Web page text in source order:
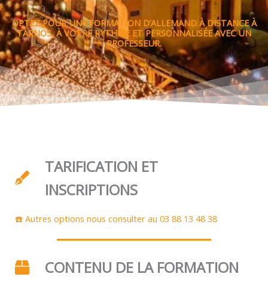
OPTEZ POUR UNE FORMATION D’ALLEMAND À DISTANCE À
TARNOS, À VOTRE RYTHME ET PERSONNALISÉE AVEC UN
PROFESSEUR.
TARIFICATION ET
INSCRIPTIONS
☎️ Autres options nous consulter au 03 88 13 48 38
CONTENU DE LA FORMATION